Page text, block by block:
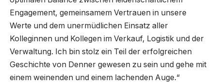
Engagement, gemeinsamem Vertrauen in unsere
Werte und dem unermüdlichen Einsatz aller
Kolleginnen und Kollegen im Verkauf, Logistik und der
Verwaltung. Ich bin stolz ein Teil der erfolgreichen
Geschichte von Denner gewesen zu sein und gehe mit
einem weinenden und einem lachenden Auge.“